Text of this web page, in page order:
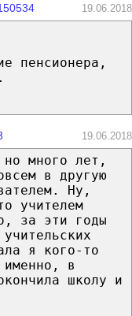
19.06.2018
пенсионера,
19.06.2018
но много лет,
в другую
Ну,
учителем
за эти годы
я кого-то
в
школу и